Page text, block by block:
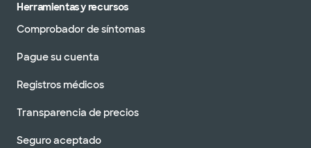
Herramientas y recursos
Comprobador de síntomas
Pague su cuenta
Registros médicos
Transparencia de precios
Seguro aceptado